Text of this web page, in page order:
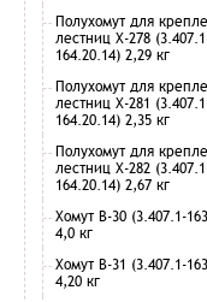
Полухомут для
лестниц Х-278
164.20.14) 2,29 кг
Полухомут для
лестниц Х-281
164.20.14) 2,35 кг
Полухомут для
лестниц Х-282
164.20.14) 2,67 кг
Хомут В-30 (3.407.1-
4,0 кг
Хомут В-31 (3.407.1-
4,20 кг